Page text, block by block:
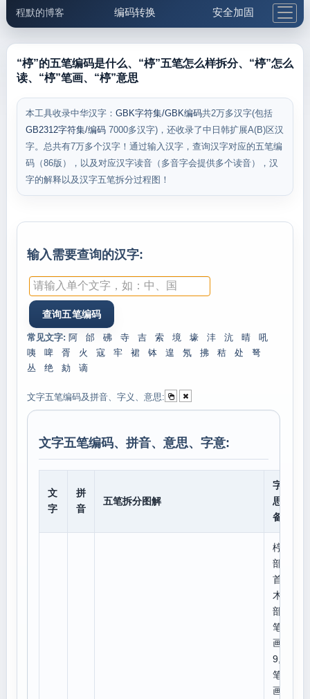
程默的博客 编码转换 安全加固
邮件工具 生活便民 更多工具
5.1支付宝大红包
“楟”的五笔编码是什么、“楟”五笔怎么样拆分、“楟”怎么
读、“楟”笔画、“楟”意思
本工具收录中华汉字： GBK字符集/GBK编码共2万多汉字(包括
GB2312字符集/编码 7000多汉字)，还收录了中日韩扩展A(B)区汉
字。总共有7万多个汉字！通过输入汉字，查询汉字对应的五笔编
码（86版），以及对应汉字读音（多音字会提供多个读音），汉
字的解释以及汉字五笔拆分过程图！
输入需要查询的汉字:
常见文字: 阿 邰 砩 寺 吉 索 境 壕 沣 沆 晴
吼
咦
啤 胥 火 寇 牢 裙 钵 遑 氖 拂 秸 处
弩
丛
绝 劾 谪
文字五笔编码及拼音、字义、意思:
文字五笔编码、拼音、意思、字意:
文
字
拼
音
五笔拆分图解
字意
思、
备注
楟
部
首:
木,
部外
笔
画:
9,总
笔
画:1